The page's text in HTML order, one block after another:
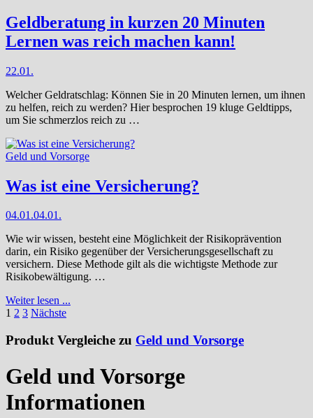
Geldberatung in kurzen 20 Minuten
Lernen was reich machen kann!
22.01.
Welcher Geldratschlag: Können Sie in 20 Minuten lernen, um ihnen
zu helfen, reich zu werden? Hier besprochen 19 kluge Geldtipps,
um Sie schmerzlos reich zu …
Geld und Vorsorge
Was ist eine Versicherung?
04.01.04.01.
Wie wir wissen, besteht eine Möglichkeit der Risikoprävention
darin, ein Risiko gegenüber der Versicherungsgesellschaft zu
versichern. Diese Methode gilt als die wichtigste Methode zur
Risikobewältigung. …
Weiter lesen ...
Seitennummerierung
der
1 2 3 Nächste
Produkt Vergleiche zu Geld und Vorsorge
Geld und Vorsorge
Informationen